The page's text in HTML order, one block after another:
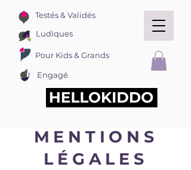
Testés & Validés
Ludiques
Pour Kids & Grands
Engagé
MENTIONS
LÉGALES